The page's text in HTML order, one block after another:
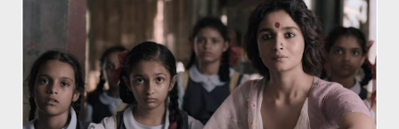
அதை ஒரு அடைமழை பெய்கிற விடியற்காலைல திறந்துவிட்டதுபோல
நன்மணமும் குளிர்ச்சியும் உடைய மேனி கொண்டவள் அவள்.
அவளை எப்பிடி நான் பிரிஞ்சிருப்பேன் . அவளைப் பிரிந்தா ல் என்னால் உயிர்
வாழமுடியாது. 'சின்னப் பூக்கள் பார்க்கையில் தேகம் பார்த்த ஞாபகம்'
என்கிற வைரமுத்து வரிகள்போல கவலைகொள்கிறான் தலைவன்.